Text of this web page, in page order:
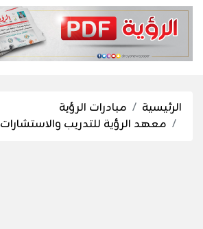
الرئيسية
مبادرات الرؤية
معهد الرؤية للتدريب والاستشارات